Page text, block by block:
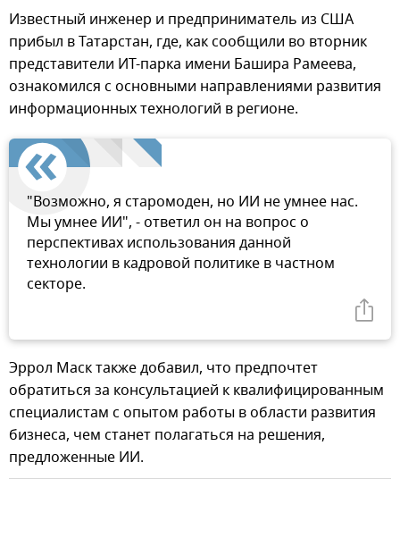
Известный инженер и предприниматель из США
прибыл в Татарстан, где, как сообщили во вторник
представители ИТ-парка имени Башира Рамеева,
ознакомился с основными направлениями развития
информационных технологий в регионе.
"Возможно, я старомоден, но ИИ не умнее нас.
Мы умнее ИИ", - ответил он на вопрос о
перспективах использования данной
технологии в кадровой политике в частном
секторе.
Эррол Маск также добавил, что предпочтет
обратиться за консультацией к квалифицированным
специалистам с опытом работы в области развития
бизнеса, чем станет полагаться на решения,
предложенные ИИ.